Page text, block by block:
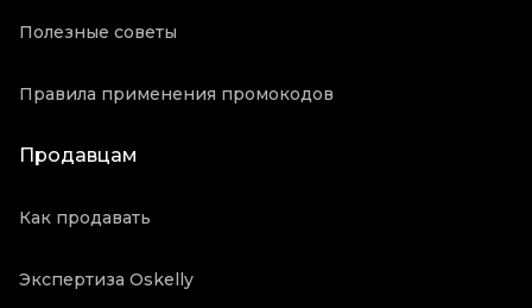
Полезные советы
Правила применения промокодов
Продавцам
Как продавать
Экспертиза Oskelly